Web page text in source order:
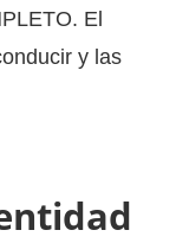
El
y las